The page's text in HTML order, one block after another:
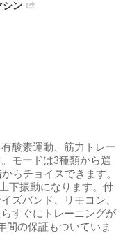
ン
酸素運動、筋力トレー
モードは3種類から選
らチョイスできます。
下振動になります。付
ズバンド、リモコン、
すぐにトレーニングが
間の保証もついていま